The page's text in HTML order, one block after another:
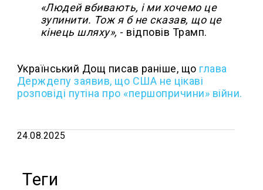
«Людей вбивають, і ми хочемо це
зупинити. Тож я б не сказав, що це
кінець шляху», - відповів Трамп.
Український Дощ писав раніше, що глава
Держдепу заявив, що США не цікаві
розповіді путіна про «першопричини» війни.
24.08.2025
Теги